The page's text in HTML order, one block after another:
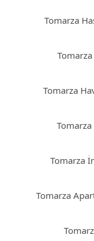
Tomarza
Tomarza
Tomarza
Tomarza
Tomarza